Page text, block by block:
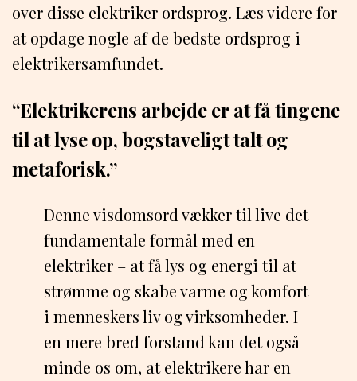
over disse elektriker ordsprog. Læs videre for
at opdage nogle af de bedste ordsprog i
elektrikersamfundet.
“Elektrikerens arbejde er at få tingene
til at lyse op, bogstaveligt talt og
metaforisk.”
Denne visdomsord vækker til live det
fundamentale formål med en
elektriker – at få lys og energi til at
strømme og skabe varme og komfort
i menneskers liv og virksomheder. I
en mere bred forstand kan det også
minde os om, at elektrikere har en